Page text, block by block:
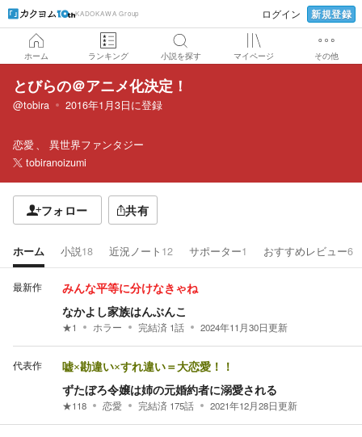
KADOKAWA Group ログイン 新規登録
ホーム ランキング 小説を探す マイページ その他
とびらの＠アニメ化決定！
@tobira 2016年1月3日に登録
恋愛
異世界ファンタジー
tobiranoizumi
フォロー 共有
ホーム 小説18 近況ノート 12 サポーター1 おすすめレビュー6
最新作 みんな平等に分けなきゃね
なかよし家族はんぶんこ
★1 ホラー 完結済 1話 2024年11月30日更新
代表作 嘘×勘違い×すれ違い＝大恋愛！！
ずたぼろ令嬢は姉の元婚約者に溺愛される
★118 恋愛 完結済 175話 2021年12月28日更新